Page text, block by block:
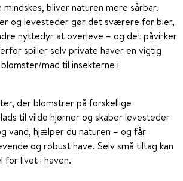
bliver naturen mere sårbar.
og levesteder gør det sværere for bier,
nyttedyr at overleve – og det påvirker
spiller selv private haver en vigtig
mad til insekterne i
der blomstrer på forskellige
til vilde hjørner og skaber levesteder
vand, hjælper du naturen – og får
og robust have. Selv små tiltag kan
for livet i haven.